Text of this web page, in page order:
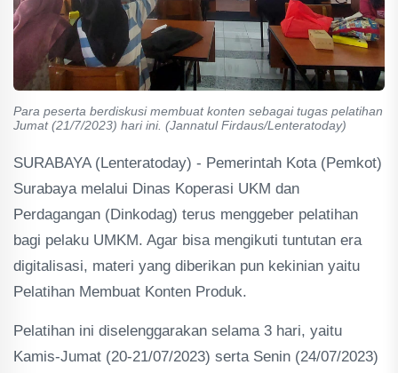
Para peserta berdiskusi membuat konten sebagai tugas pelatihan
Jumat (21/7/2023) hari ini. (Jannatul Firdaus/Lenteratoday)
SURABAYA (Lenteratoday) - Pemerintah Kota (Pemkot)
Surabaya melalui Dinas Koperasi UKM dan
Perdagangan (Dinkodag) terus menggeber pelatihan
bagi pelaku UMKM. Agar bisa mengikuti tuntutan era
digitalisasi, materi yang diberikan pun kekinian yaitu
Pelatihan Membuat Konten Produk.
Pelatihan ini diselenggarakan selama 3 hari, yaitu
Kamis-Jumat (20-21/07/2023) serta Senin (24/07/2023)